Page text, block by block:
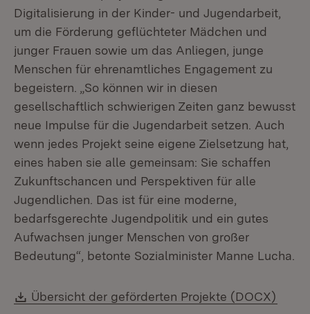
Digitalisierung in der Kinder- und Jugendarbeit,
um die Förderung geflüchteter Mädchen und
junger Frauen sowie um das Anliegen, junge
Menschen für ehrenamtliches Engagement zu
begeistern. „So können wir in diesen
gesellschaftlich schwierigen Zeiten ganz bewusst
neue Impulse für die Jugendarbeit setzen. Auch
wenn jedes Projekt seine eigene Zielsetzung hat,
eines haben sie alle gemeinsam: Sie schaffen
Zukunftschancen und Perspektiven für alle
Jugendlichen. Das ist für eine moderne,
bedarfsgerechte Jugendpolitik und ein gutes
Aufwachsen junger Menschen von großer
Bedeutung“, betonte Sozialminister Manne Lucha.
Download:
Übersicht der geförderten Projekte (DOCX)